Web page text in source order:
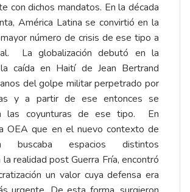
con dichos mandatos. En la década
América Latina se convirtió en la
número de crisis de ese tipo a
La globalización debutó en la
caída en Haití de Jean Bertrand
del golpe militar perpetrado por
y a partir de ese entonces se
las coyunturas de ese tipo. En
OEA que en el nuevo contexto de
buscaba espacios distintos
realidad post Guerra Fría, encontró
un valor cuya defensa era